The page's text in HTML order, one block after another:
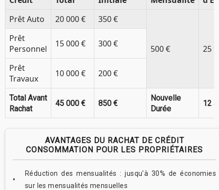
Prêt Auto
20 000 € 350 €
500 € 25
Prêt
Personnel
15 000 € 300 €
Prêt
Travaux
10 000 € 200 €
Total Avant
Rachat
45 000 € 850 €
Nouvelle
Durée
12
AVANTAGES DU RACHAT DE CRÉDIT
CONSOMMATION POUR LES PROPRIÉTAIRES
Réduction des mensualités : jusqu'à 30% de économies
sur les mensualités mensuelles